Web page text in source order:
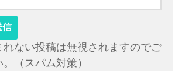
れない投稿は無視されますのでご
（スパム対策）